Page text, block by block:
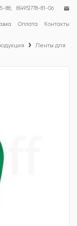
Оплата Контакты
88; 8(495)778-81-06
Ленты для